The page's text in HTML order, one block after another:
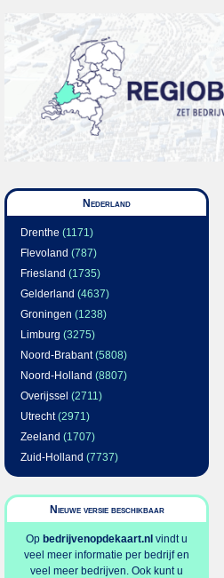
Nederland
Drenthe (1171)
Flevoland (787)
Friesland (1735)
Gelderland (4637)
Groningen (1238)
Limburg (3275)
Noord-Brabant(5808)
Noord-Holland (8807)
Overijssel (2711)
Utrecht(2971)
Zeeland (1707)
Zuid-Holland (7737)
Nieuwe versie beschikbaar
Op bedrijvenopdekaart.nl vindt u
veel meer informatie per bedrijf en
veel meer bedrijven. Ook kunt u